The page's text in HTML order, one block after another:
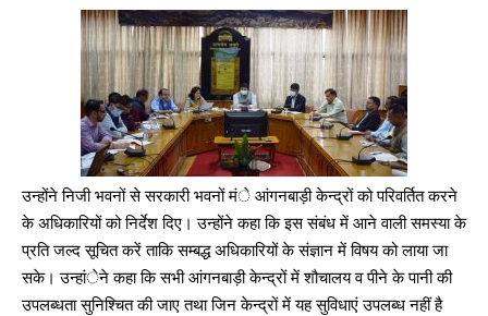
DAILY NEWS BULLETIN
उन्होंने निजी भवनों से सरकारी भवनों मंे आंगनबाड़ी केन्द्रों को परिवर्तित करने
के अधिकारियों को निर्देश दिए। उन्होंने कहा कि इस संबंध में आने वाली समस्या के
प्रति जल्द सूचित करें ताकि सम्बद्ध अधिकारियों के संज्ञान में विषय को लाया जा
सके। उन्हांेने कहा कि सभी आंगनबाड़ी केन्द्रों में शौचालय व पीने के पानी की
उपलब्धता सुनिश्चित की जाए तथा जिन केन्द्रों में यह सुविधाएं उपलब्ध नहीं है